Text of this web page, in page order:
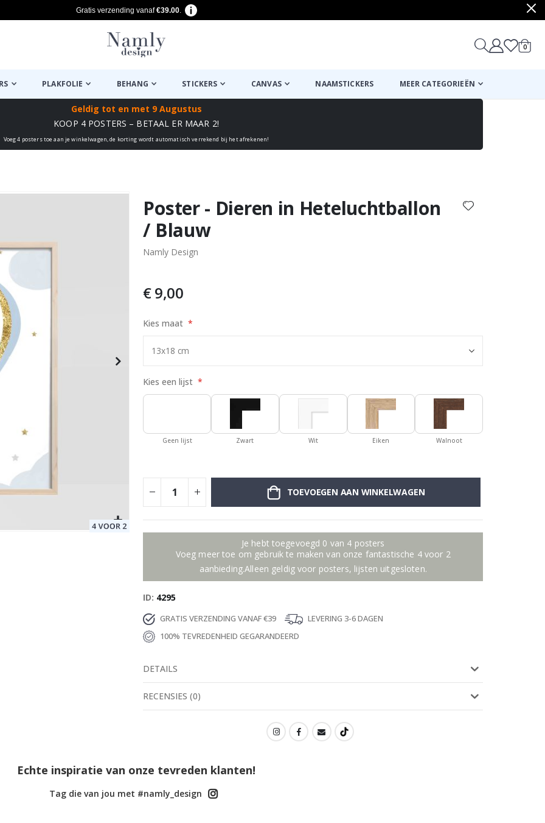
Gratis verzending vanaf€39.00.
0
PLAKFOLIE BEHANG STICKERS CANVAS NAAMSTICKERS MEER CATEGORIEËN
Geldig tot en met 9 Augustus
KOOP 4 POSTERS – BETAAL ER MAAR 2!
Voeg 4 posters toe aan je winkelwagen, de korting wordt automatisch verrekend bij het afrekenen!
✔
Poster - Dieren in Heteluchtballon
/ Blauw
Namly Design
€ 9,00
Kies maat
Kies een lijst
Geen lijst Zwart Wit Eiken Walnoot
TOEVOEGEN AAN WINKELWAGEN
Je hebt toegevoegd 0 van 4 posters
Voeg meer toe om gebruik te maken van onze fantastische 4 voor 2
aanbieding.Alleen geldig voor posters, lijsten uitgesloten.
ID 4295
GRATIS VERZENDING VANAF €39
LEVERING 3-6 DAGEN
100% TEVREDENHEID GEGARANDEERD
DETAILS
RECENSIES (0)
Echte inspiratie van onze tevreden klanten!
Tag die van jou met #namly_design